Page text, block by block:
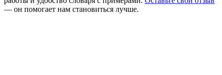
— он помогает нам становиться лучше.